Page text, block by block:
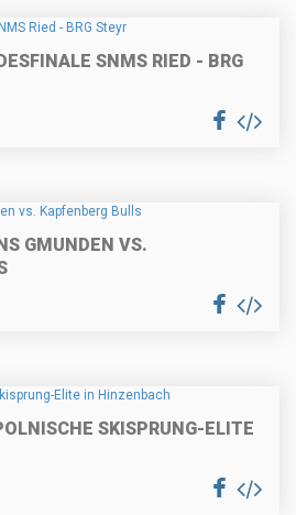
SNMS RIED - BRG
GMUNDEN VS.
SKISPRUNG-ELITE